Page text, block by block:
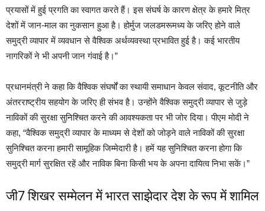
प्रयासों में हुई प्रगति का स्वागत करते हैं। इस संघर्ष के कारण क्षेत्र के हमारे मित्र
देशों में जान-माल का नुकसान हुआ है। होर्मुज जलडमरूमध्य के जरिए होने वाले
समुद्री व्यापार में व्यवधान से वैश्विक अर्थव्यवस्था प्रभावित हुई है। कई भारतीय
नागरिकों ने भी अपनी जान गंवाई है।”
प्रधानमंत्री ने कहा कि वैश्विक संघर्षों का स्थायी समाधान केवल संवाद, कूटनीति और
अंतरराष्ट्रीय सहयोग के जरिए ही संभव है। उन्होंने वैश्विक समुद्री व्यापार से जुड़े
नाविकों की सुरक्षा सुनिश्चित करने की आवश्यकता पर भी जोर दिया। पीएम मोदी ने
कहा, “वैश्विक समुद्री व्यापार के माध्यम से देशों को जोड़ने वाले नाविकों की सुरक्षा
सुनिश्चित करना हमारी सामूहिक जिम्मेदारी है। हमें यह सुनिश्चित करना होगा कि
समुद्री मार्ग सुरक्षित रहें और नाविक बिना किसी भय के अपना दायित्व निभा सकें।”
जी7 शिखर सम्मेलन में भारत साझेदार देश के रूप में शामिल